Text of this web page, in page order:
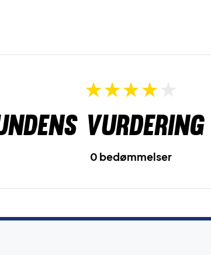
vurdering
0 bedømmelser